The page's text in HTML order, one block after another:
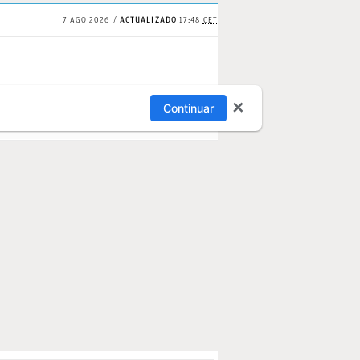
7 AGO 2026 ACTUALIZADO 17:48 CET
Continuar ✕